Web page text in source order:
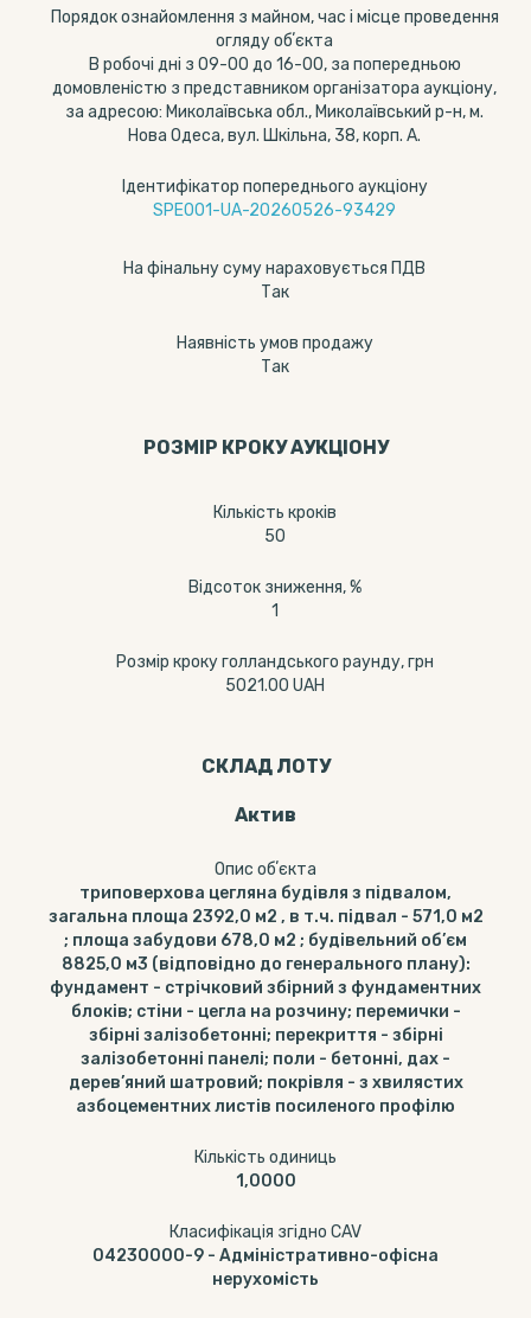
Порядок ознайомлення з майном, час і місце проведення
огляду обʼєкта
В робочі дні з 09-00 до 16-00, за попередньою
домовленістю з представником організатора аукціону,
за адресою: Миколаївська обл., Миколаївський р-н, м.
Нова Одеса, вул. Шкільна, 38, корп. А.
Ідентифікатор попереднього аукціону
SPE001-UA-20260526-93429
На фінальну суму нараховується ПДВ
Так
Наявність умов продажу
Так
РОЗМІР КРОКУ АУКЦІОНУ
Кількість кроків
50
Відсоток зниження, %
1
Розмір кроку голландського раунду, грн
5021.00 UAH
СКЛАД ЛОТУ
Актив
Опис обʼєкта
триповерхова цегляна будівля з підвалом,
загальна площа 2392,0 м2 , в т.ч. підвал - 571,0 м2
; площа забудови 678,0 м2 ; будівельний об’єм
8825,0 м3 (відповідно до генерального плану):
фундамент - стрічковий збірний з фундаментних
блоків; стіни - цегла на розчину; перемички -
збірні залізобетонні; перекриття - збірні
залізобетонні панелі; поли - бетонні, дах -
дерев’яний шатровий; покрівля - з хвилястих
азбоцементних листів посиленого профілю
Кількість одиниць
1,0000
Класифікація згідно CAV
04230000-9 - Адміністративно-офісна
нерухомість